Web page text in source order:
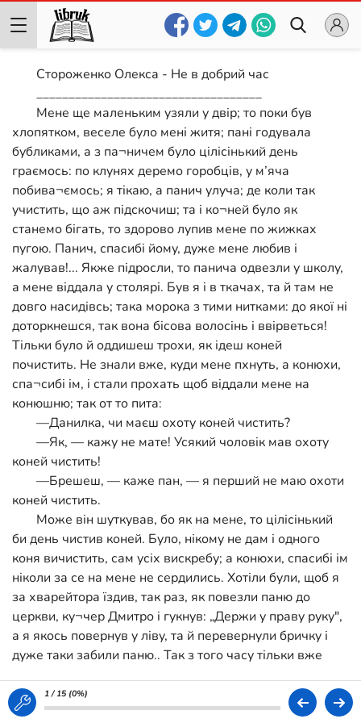
Стороженко Олекса - Не в добрий час
___________________________________
Мене ще маленьким узяли у двір; то поки був
хлопятком, веселе було мені житя; пані годувала
бубликами, а з па¬ничем було цілісінький день
граємось: по клунях деремо горобців, у м’яча
побива¬ємось; я тікаю, а панич улуча; де коли так
учистить, що аж підскочиш; та і ко¬ней було як
станемо бігать, то здорово лупив мене по жижках
пугою. Панич, спасибі йому, дуже мене любив і
жалував!... Якже підросли, то панича одвезли у школу,
а мене віддала у столярі. Був я і в ткачах, та й там не
довго насидівсь; така морока з тими нитками: до якої ні
доторкнешся, так вона бісова волосінь і ввірветься!
Тільки було й оддишеш трохи, як ідеш коней
почистить. Не знали вже, куди мене пхнуть, а конюхи,
спа¬сибі ім, і стали прохать щоб віддали мене на
конюшню; так от то пита:
—Данилка, чи маєш охоту коней чистить?
—Як, — кажу не мате! Усякий чоловік мав охоту
коней чистить!
—Брешеш, — каже пан, — я перший не маю охоти
коней чистить.
Може він шуткував, бо як на мене, то цілісінький
би день чистив коней. Було, нікому не дам і одного
коня вичистить, сам усіх вискребу; а конюхи, спасибі ім
ніколи за се на мене не сердились. Хотіли були, щоб я
за хварейтора їздив, так раз, як повезли паню до
церкви, ку¬чер Дмитро і гукнув: „Держи у праву руку",
а я якось повернув у ліву, та й перевернули бричку і
дуже таки забили паню.. Так з того часу тільки вже
не довелось мені везти його у Ки¬їв. Раз прийшов він
на конюшню та й каже:
1 / 15 (0%)